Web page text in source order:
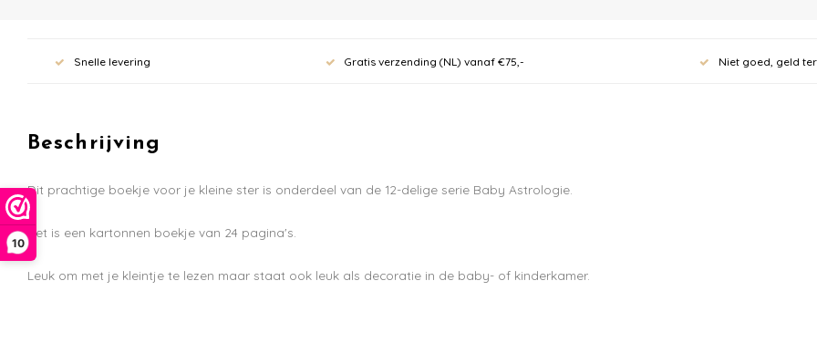
10
Snelle levering Gratis verzending (NL) vanaf €75,- Niet goed, geld
Beschrijving
Dit prachtige boekje voor je kleine ster is onderdeel van de 12-delige serie Baby Astrologie.
Het is een kartonnen boekje van 24 pagina's.
Leuk om met je kleintje te lezen maar staat ook leuk als decoratie in de baby- of kinderkamer.